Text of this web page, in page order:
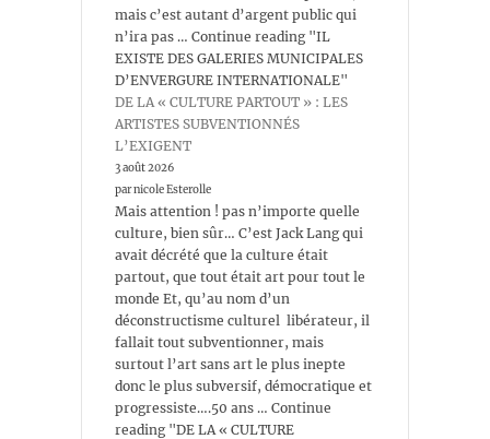
mais c’est autant d’argent public qui
n’ira pas … Continue reading "IL
EXISTE DES GALERIES MUNICIPALES
D’ENVERGURE INTERNATIONALE"
DE LA « CULTURE PARTOUT » : LES
ARTISTES SUBVENTIONNÉS
L’EXIGENT
3 août 2026
par nicole Esterolle
Mais attention ! pas n’importe quelle
culture, bien sûr… C’est Jack Lang qui
avait décrété que la culture était
partout, que tout était art pour tout le
monde Et, qu’au nom d’un
déconstructisme culturel libérateur, il
fallait tout subventionner, mais
surtout l’art sans art le plus inepte
donc le plus subversif, démocratique et
progressiste….50 ans … Continue
reading "DE LA « CULTURE